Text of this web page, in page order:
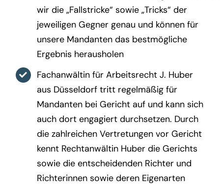
wir die „Fallstricke“ sowie „Tricks“ der
jeweiligen Gegner genau und können für
unsere Mandanten das bestmögliche
Ergebnis herausholen
Fachanwältin für Arbeitsrecht J. Huber
aus Düsseldorf tritt regelmäßig für
Mandanten bei Gericht auf und kann sich
auch dort engagiert durchsetzen. Durch
die zahlreichen Vertretungen vor Gericht
kennt Rechtanwältin Huber die Gerichts
sowie die entscheidenden Richter und
Richterinnen sowie deren Eigenarten